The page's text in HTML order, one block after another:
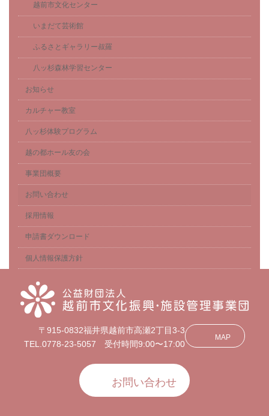
越前市文化センター
いまだて芸術館
ふるさとギャラリー叔羅
八ッ杉森林学習センター
お知らせ
カルチャー教室
八ッ杉体験プログラム
越の都ホール友の会
事業団概要
お問い合わせ
採用情報
申請書ダウンロード
個人情報保護方針
〒915-0832福井県越前市高瀬2丁目3-3
TEL.0778-23-5057 受付時間9:00〜17:00
MAP
お問い合わせ